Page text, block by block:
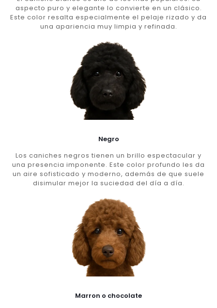
aspecto puro y elegante lo convierte en un clásico.
Este color resalta especialmente el pelaje rizado y da
una apariencia muy limpia y refinada.
Negro
Los caniches negros tienen un brillo espectacular y
una presencia imponente. Este color profundo les da
un aire sofisticado y moderno, además de que suele
disimular mejor la suciedad del día a día.
Marron o chocolate